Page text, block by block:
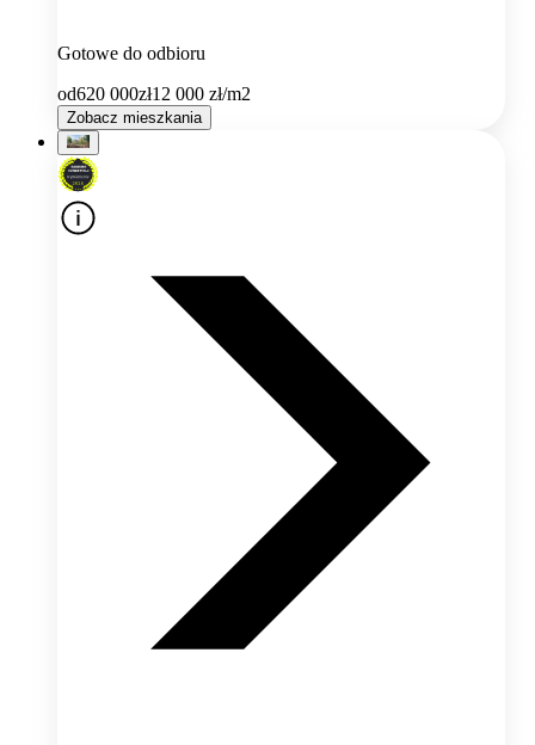
Gotowe do odbioru
od620 000zł12 000 zł/m2
Zobacz mieszkania